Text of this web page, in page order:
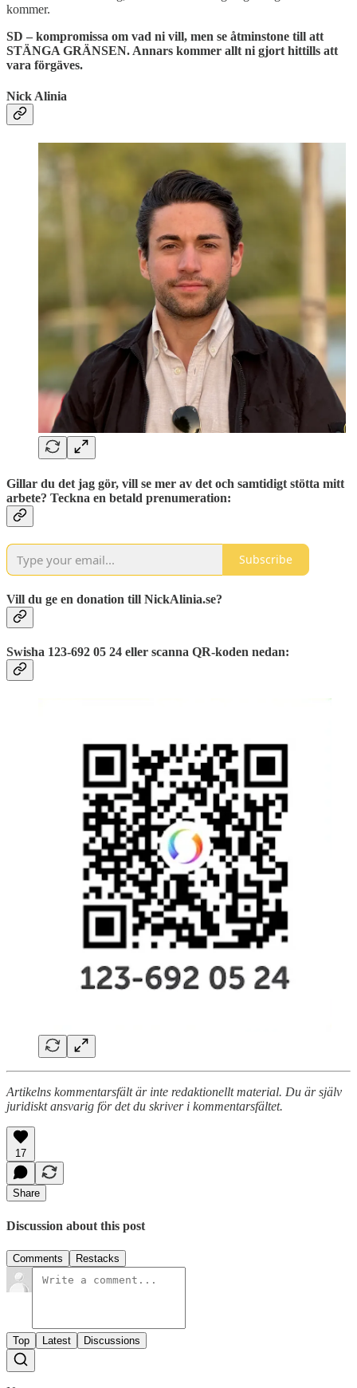
kommer.
SD – kompromissa om vad ni vill, men se åtminstone till att
STÄNGA GRÄNSEN. Annars kommer allt ni gjort hittills att
vara förgäves.
Nick Alinia
Gillar du det jag gör, vill se mer av det och samtidigt stötta mitt
arbete? Teckna en betald prenumeration:
Subscribe
Vill du ge en donation till NickAlinia.se?
Swisha 123-692 05 24 eller scanna QR-koden nedan:
Artikelns kommentarsfält är inte redaktionellt material. Du är själv
juridiskt ansvarig för det du skriver i kommentarsfältet.
17
Share
Discussion about this post
Comments Restacks
Top Latest Discussions